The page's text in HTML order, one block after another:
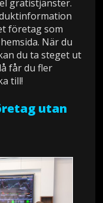
gratistjänster.
företag som
När du
du ta steget ut
får du fler
till!
utan